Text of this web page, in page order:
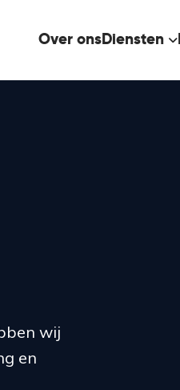
Over ons Diensten
wij
en